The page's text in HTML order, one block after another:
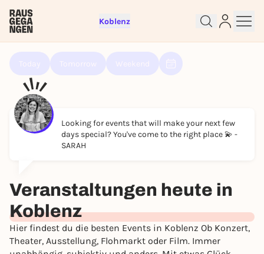
Koblenz
Looking for events that will make your next few
days special? You've come to the right place 💫 -
SARAH
Veranstaltungen heute in
Koblenz
Hier findest du die besten Events in Koblenz Ob Konzert,
Theater, Ausstellung, Flohmarkt oder Film. Immer
Sign up for free and get started
To like events, follow pages, or participate in
lotteries, you need a free Rausgegangen account.
REGISTER FOR FREE NOW